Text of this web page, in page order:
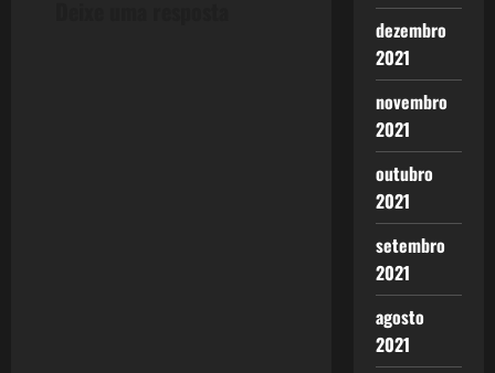
dezembro
2021
novembro
2021
outubro
2021
setembro
2021
agosto
2021